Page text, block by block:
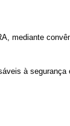
mediante
à